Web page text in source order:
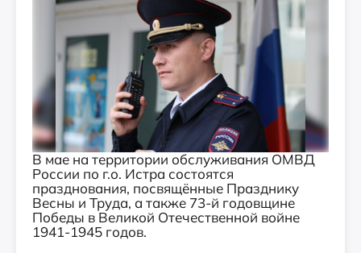
В мае на территории обслуживания ОМВД
России по г.о. Истра состоятся
празднования, посвящённые Празднику
Весны и Труда, а также 73-й годовщине
Победы в Великой Отечественной войне
1941-1945 годов.